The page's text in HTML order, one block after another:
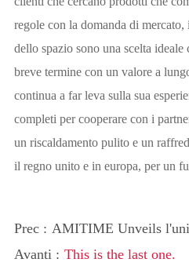
regole con la domanda di
dello spazio sono una scelta
breve termine con un valore a
continua a far leva sulla sua
completi per cooperare con i
un riscaldamento pulito e un
il regno unito e in europa, per un
Prec : AMITIME Unveils
calore commerciale
Avanti : This is the last one.